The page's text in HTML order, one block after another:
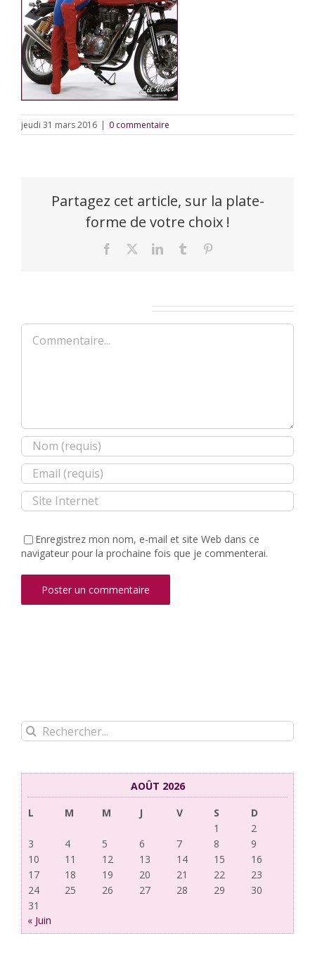
jeudi 31 mars 2016 | 0 commentaire
Partagez cet article, sur la plate-
forme de votre choix !
Facebook LinkedInTumblr
Commentaire
Enregistrez mon nom, e-mail et site Web dans ce
navigateur pour la prochaine fois que je commenterai.
Rechercher:
AOÛT 2026
L
M M J V S
D
1
2
3
4 5 6 7 8
9
10
11 12 13 14 15
16
17
18 19 20 21 22
23
24
25 26 27 28 29
30
31
« Juin